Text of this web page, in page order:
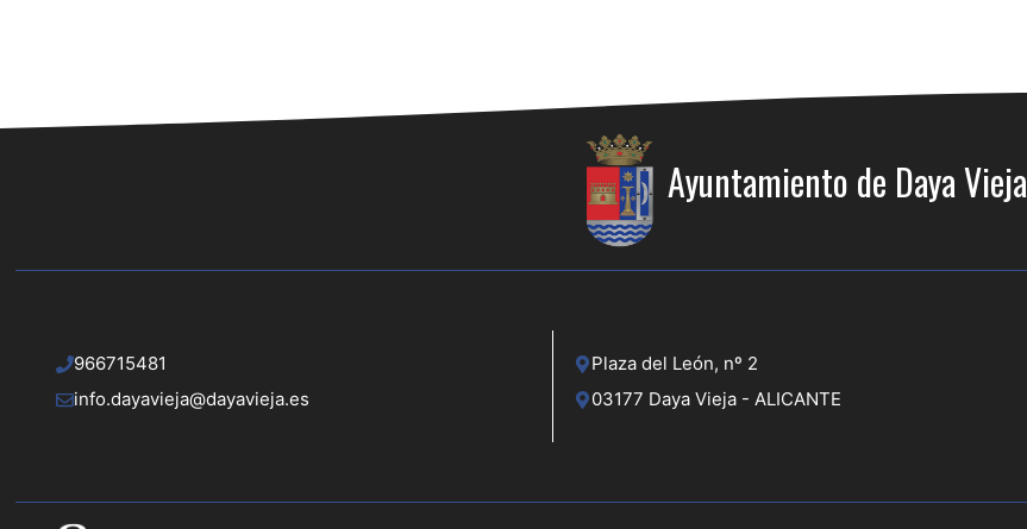
Ayuntamiento de Daya Vieja
966715481
info.dayavieja@dayavieja.es
Plaza del León, nº 2
03177 Daya Vieja - ALICANTE